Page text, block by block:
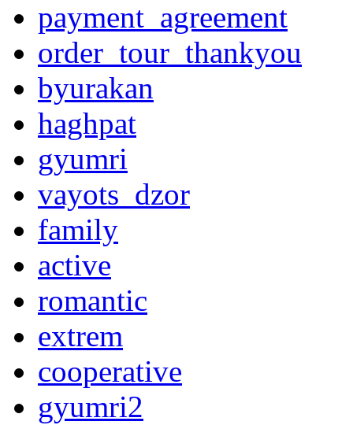
payment_agreement
order_tour_thankyou
byurakan
haghpat
gyumri
vayots_dzor
family
active
romantic
extrem
cooperative
gyumri2